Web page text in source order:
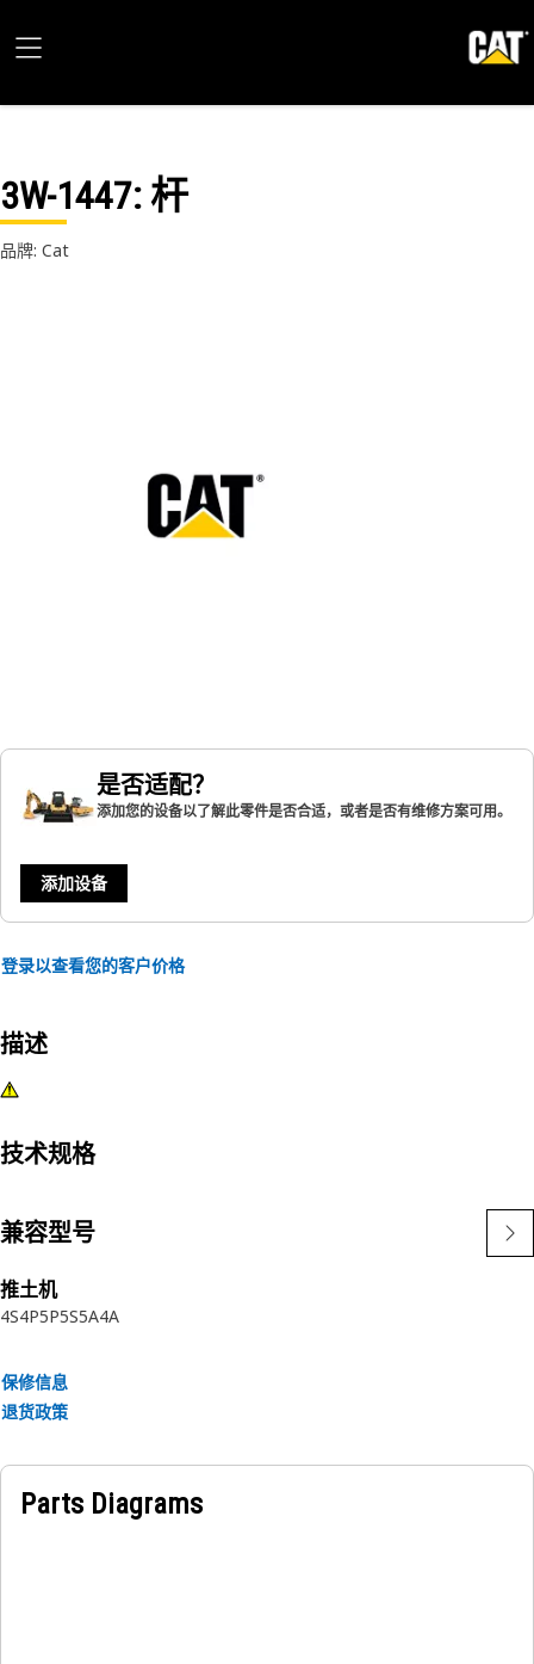
3W-1447: 杆
品牌: Cat
是否适配？
添加您的设备以了解此零件是否合适，或者是否有维修方案可用。
添加设备
登录以查看您的客户价格
描述
技术规格
兼容型号
推土机
4S4P5P5S5A4A
保修信息
退货政策
Parts Diagrams